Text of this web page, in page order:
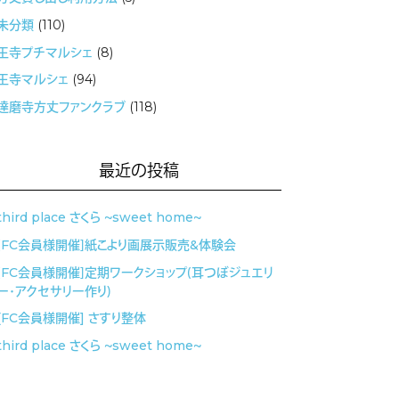
分類 (110)
寺プチマルシェ (8)
寺マルシェ (94)
磨寺方丈ファンクラブ (118)
最近の投稿
place さくら 〜sweet home〜
FC会員様開催］紙こより画展示販売&体験会
FC会員様開催］定期ワークショップ（耳つぼジュエリ
・アクセサリー作り）
会員様開催] さすり整体
place さくら 〜sweet home〜